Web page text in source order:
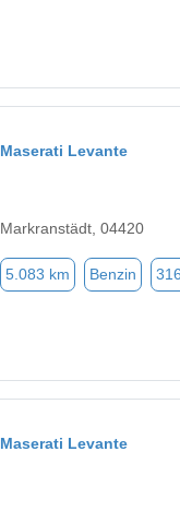
Maserati Levante
Markranstädt, 04420
5.083 km Benzin
Maserati Levante